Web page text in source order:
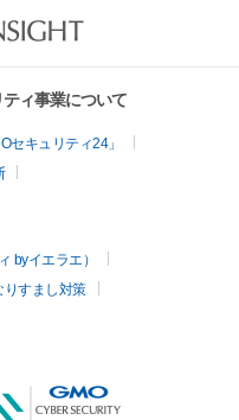
ィ事業について
セキュリティ24」
byイエラエ）
りすまし対策